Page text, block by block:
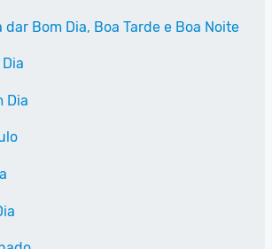
Bom Dia, Boa Tarde e Boa Noite
Dia